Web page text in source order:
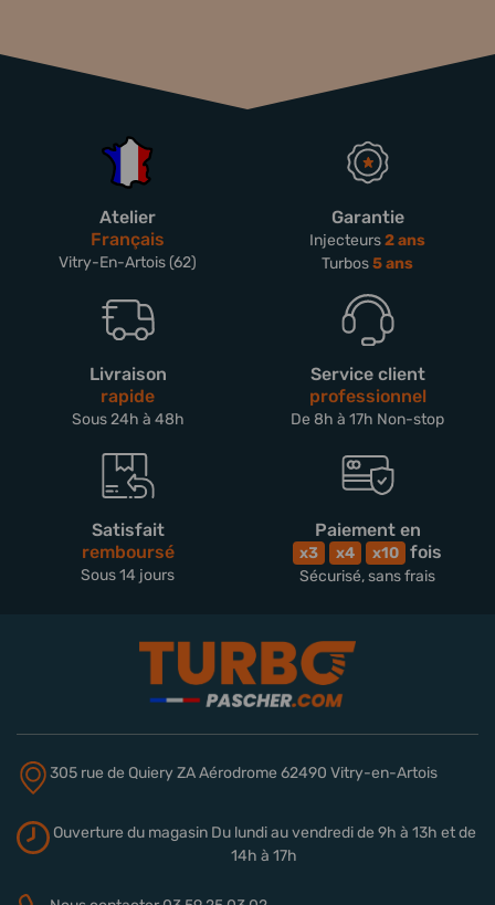
Atelier
Français
Vitry-En-Artois (62)
Garantie
Injecteurs2 ans
Turbos5 ans
Livraison
rapide
Sous 24h à 48h
Service client
professionnel
De 8h à 17h Non-stop
Satisfait
remboursé
Sous 14 jours
Paiement en
x3 x4 x10 fois
Sécurisé, sans frais
305 rue de QuieryZA Aérodrome 62490 Vitry-en-Artois
Ouverture du magasinDu lundi au vendredi de 9h à 13h et de
14h à 17h